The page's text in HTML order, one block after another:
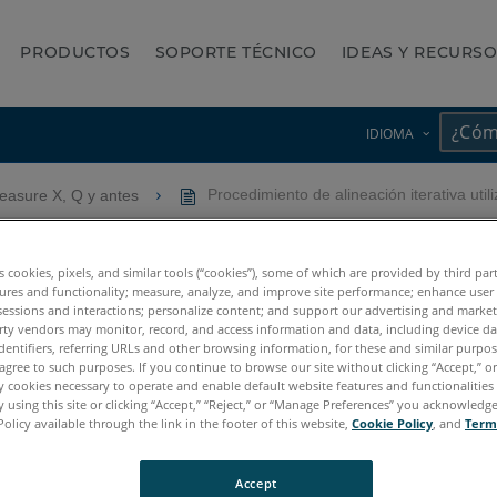
PRODUCTOS SOPORTE TÉCNICO IDEAS Y
IDIOMA
X, Q y antes Procedimiento de alineación iterativa
iterativa utilizando
cookies, pixels, and similar tools (“cookies”), some of which are provided by third
and functionality; measure, analyze, and improve site performance; enhance user
and interactions; personalize content; and support our advertising and
vendors may monitor, record, and access information and data, including device
referring URLs and other browsing information, for these and similar
to such purposes. If you continue to browse our site without clicking “Accept,”
cookies necessary to operate and enable default website features and
using this site or clicking “Accept,” “Reject,” or “Manage Preferences” you
available through the link in the footer of this website, Cookie Policy, and
Accept